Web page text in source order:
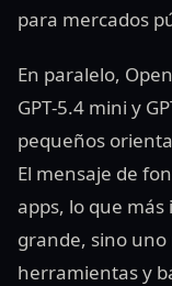
para mercados
En paralelo,
GPT‑5.4 mini y
pequeños
El mensaje de
apps, lo que
grande, sino
herramientas y